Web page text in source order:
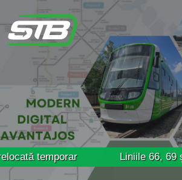
Liniile 66, 69 și 85 –